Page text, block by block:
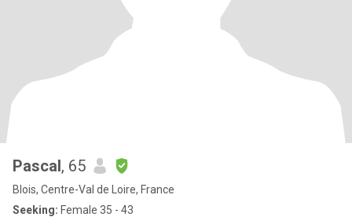
Pascal, 65
Blois, Centre-Val de Loire, France
Seeking: Female 35 - 43